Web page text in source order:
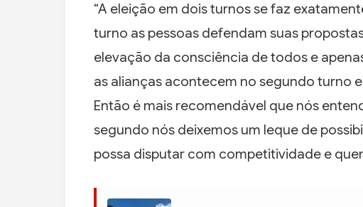
“A eleição em dois turnos se faz
turno as pessoas defendam suas
elevação da consciência de todos e
as alianças acontecem no segundo turno
Então é mais recomendável que nós
segundo nós deixemos um leque de
possa disputar com competitividade e